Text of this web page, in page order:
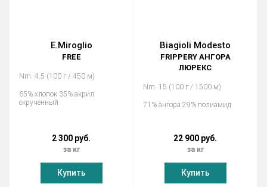
E.Miroglio
FREE
Nm. 4.5 (100 г / 450 м)
65% хлопок 35% акрил
скрученный
2 300 руб.
за кг
Купить
Biagioli Modesto
FRIPPERY АНГОРА
ЛЮРЕКС
Nm. 15 (100 г / 1500 м)
71% ангора 29% полиамид
22 900 руб.
за кг
Купить